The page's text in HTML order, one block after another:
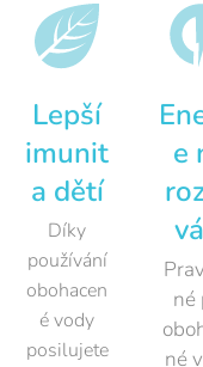
Lepší
imunit
a dětí
Díky
používání
obohacen
é vody
posilujete
e
né
né